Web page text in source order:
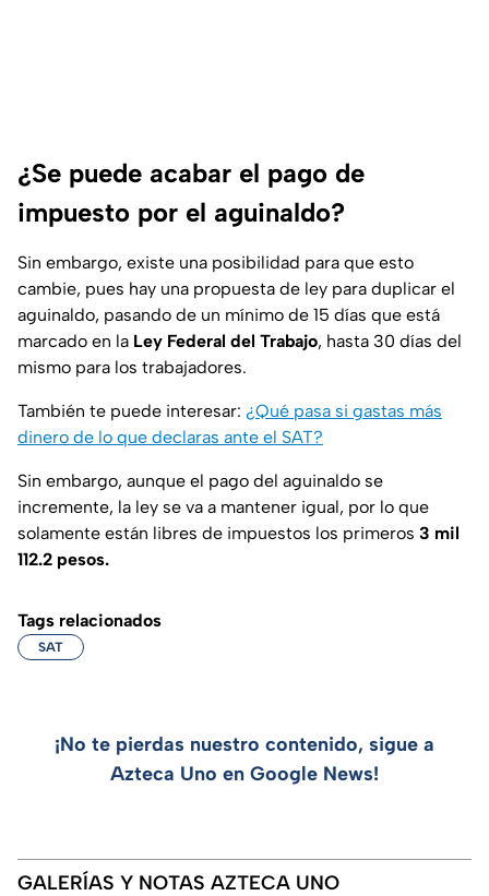
¿Se puede acabar el pago de
impuesto por el aguinaldo?
Sin embargo, existe una posibilidad para que esto
cambie, pues hay una propuesta de ley para duplicar el
aguinaldo, pasando de un mínimo de 15 días que está
marcado en la Ley Federal del Trabajo, hasta 30 días del
mismo para los trabajadores.
También te puede interesar: ¿Qué pasa si gastas más
dinero de lo que declaras ante el SAT?
Sin embargo, aunque el pago del aguinaldo se
incremente, la ley se va a mantener igual, por lo que
solamente están libres de impuestos los primeros 3 mil
112.2 pesos.
Tags relacionados
SAT
¡No te pierdas nuestro contenido, sigue a
Azteca Uno en Google News!
GALERÍAS Y NOTAS AZTECA UNO